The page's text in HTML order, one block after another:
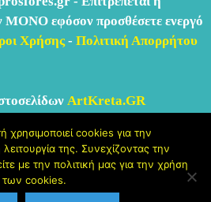
ΜΟΝΟ εφόσον προσθέσετε ενεργό
Χρήσης- Πολιτική Απορρήτου
ArtKreta.GR
χρησιμοποιεί cookies για την
της. Συνεχίζοντας την
με την πολιτική μας για την χρήση
των cookies.